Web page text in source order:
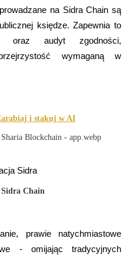
na Sidra Chain są
księdze. Zapewnia to
oraz audyt zgodności,
wymaganą w
i stakuj w AI
Sidra
Chain
prawie natychmiastowe
- omijając tradycyjnych